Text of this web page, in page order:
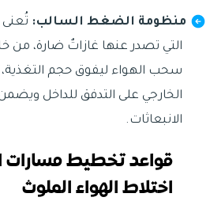
منظومة الضغط السالب: تُعنى
التي تصدر عنها غازاتٌ ضارة، من
سحب الهواء ليفوق حجم التغذية،
الخارجي على التدفق للداخل
الانبعاثات.
قواعد تخطيط مسارات
اختلاط الهواء الملوث